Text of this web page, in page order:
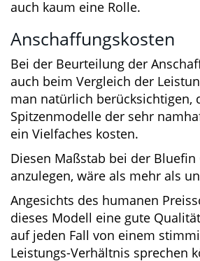
Über die Verarbeitungsqualität
Sets kann man insgesamt nicht
Unsauberkeiten und Mängel
feststellen. Das Gehäuse
und die Haptik der Tasten ist
Lediglich eine kleine Abdeckung
seitlichen Schnittstellen wäre
gewesen, um sie besser vor
schützen. Bei der Verwendung
spielt das aber auch kaum eine
Anschaffungskosten